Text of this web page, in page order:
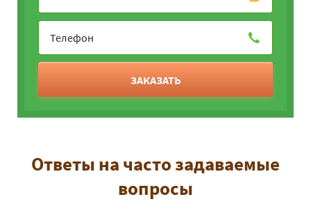
ЗАКАЗАТЬ
Ответы на часто задаваемые
вопросы